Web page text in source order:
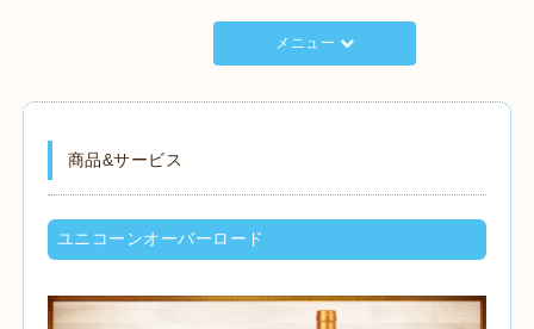
メニュー
商品&サービス
ユニコーンオーバーロード